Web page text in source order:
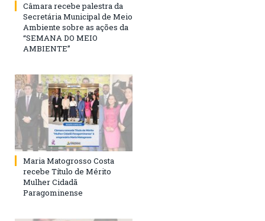
Câmara recebe palestra da
Secretária Municipal de Meio
Ambiente sobre as ações da
“SEMANA DO MEIO
AMBIENTE”
Maria Matogrosso Costa
recebe Título de Mérito
Mulher Cidadã
Paragominense